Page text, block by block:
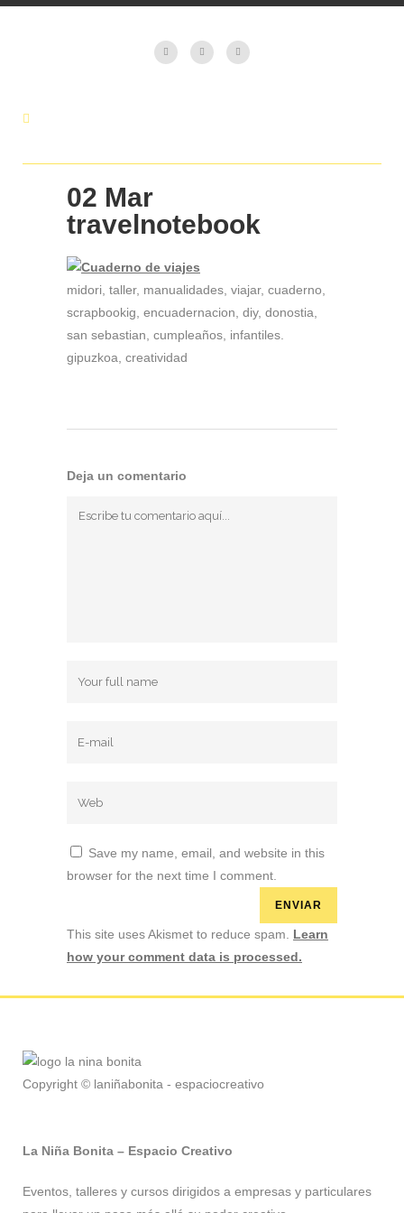
02 Mar
travelnotebook
midori, taller, manualidades, viajar, cuaderno,
scrapbookig, encuadernacion, diy, donostia,
san sebastian, cumpleaños, infantiles.
gipuzkoa, creatividad
Deja un comentario
Save my name, email, and website in this
browser for the next time I comment.
This site uses Akismet to reduce spam. Learn
how your comment data is processed.
Copyright © laniñabonita - espaciocreativo
La Niña Bonita – Espacio Creativo
Eventos, talleres y cursos dirigidos a empresas y particulares